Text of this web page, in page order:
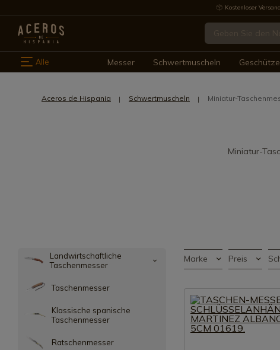
Kostenloser
Alle Messer Schwertmuscheln Geschütze
Aceros de Hispania Schwertmuscheln Miniatur-
Miniatur-
Landwirtschaftliche
Taschenmesser
Taschenmesser
Klassische spanische
Taschenmesser
Ratschenmesser
Marke Preis